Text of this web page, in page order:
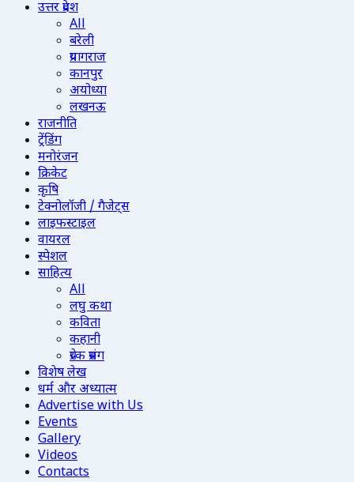
उत्तर प्रदेश
All
बरेली
प्रयागराज
कानपुर
अयोध्या
लखनऊ
राजनीति
ट्रेंडिंग
मनोरंजन
क्रिकेट
कृषि
टेक्नोलॉजी / गैजेट्स
लाइफस्टाइल
वायरल
स्पेशल
साहित्य
All
लघु कथा
कविता
कहानी
प्रेरक प्रसंग
विशेष लेख
धर्म और अध्यात्म
Advertise with Us
Events
Gallery
Videos
Contacts